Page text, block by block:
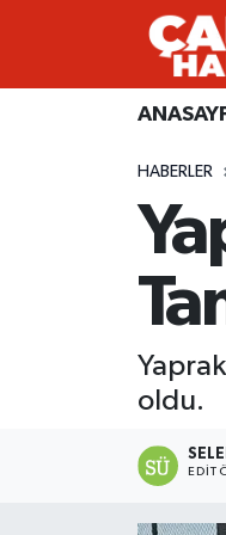
HABERLER
oldu.
ANASAYFA
SİYASET
RESMİ İLANLAR
Künye
Gizlilik
BİYOGRAFİLER
GÜNDEM
Merkez Hava
Süper Lig Puan
Tüm Manşetler
Haber Arşivi